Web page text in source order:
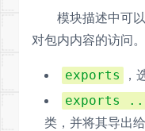
模块描述中可
对包内内容的访问。
exports ，
exports
类，并将其导出